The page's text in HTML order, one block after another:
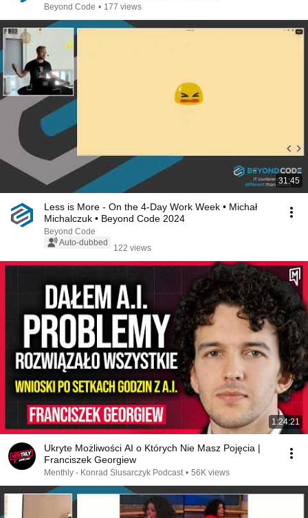
Beyond Code • 177 views
31:45
Less is More - On the 4-Day Work Week • Michał
Michalczuk • Beyond Code 2024
Beyond Code
Auto-dubbed
122 views
1:24:21
Ukryte Możliwości AI o Których Nie Masz Pojęcia |
Franciszek Georgiew
Menthly - Konrad Ślusarczyk Podcast • 56K views